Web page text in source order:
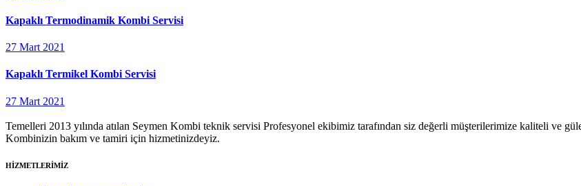
Kapaklı Termodinamik Kombi Servisi
27 Mart 2021
Kapaklı Termikel Kombi Servisi
27 Mart 2021
Temelleri 2013 yılında atılan Seymen Kombi teknik servisi Profesyonel ekibimiz tarafından siz değerli müşterilerimize kaliteli ve
Kombinizin bakım ve tamiri için hizmetinizdeyiz.
HİZMETLERİMİZ